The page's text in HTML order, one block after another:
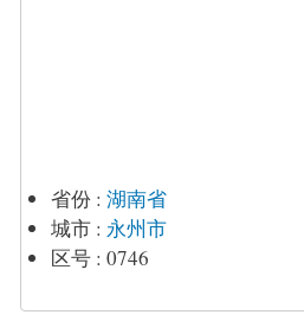
省份 : 湖南省
城市 : 永州市
区号 : 0746